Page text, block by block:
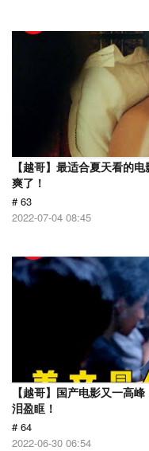
【越哥】最适合夏天看的
爽了！
# 63
2022-07-04 08:45
【越哥】国产电影又一高
泪盈眶！
# 64
2022-06-30 06:54